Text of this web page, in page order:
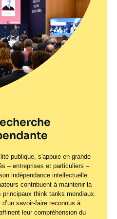
publique, s'appuie en grande
– entreprises et particuliers –
indépendance intellectuelle.
contribuent à maintenir la
principaux think tanks mondiaux.
savoir-faire reconnus à
leur compréhension du